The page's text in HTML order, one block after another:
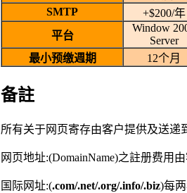
SMTP
+$200/年
平台
Window
Server
最小预缴週期
12个月
备註
所有关于网页寄存由客户提供及送递
网页地址:(DomainName)之註册费用
国际网址:(.com/.net/.org/.info/.biz)每